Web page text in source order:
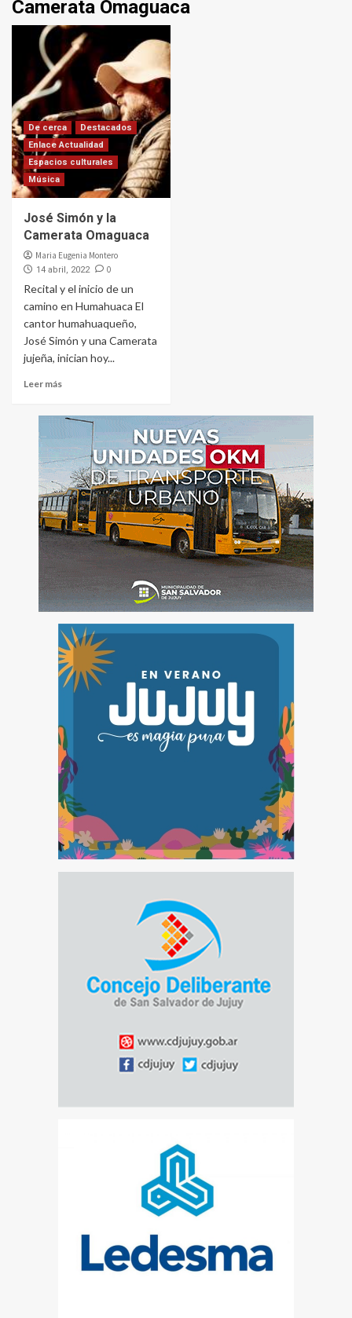
Camerata Omaguaca
De cerca
Destacados
Enlace Actualidad
Espacios culturales
Música
José Simón y la
Camerata Omaguaca
Maria Eugenia Montero
14 abril, 2022 0
Recital y el inicio de un
camino en Humahuaca El
cantor humahuaqueño,
José Simón y una Camerata
jujeña, inician hoy...
Leer más